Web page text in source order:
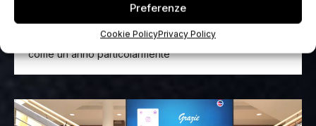
Preferenze
Cookie PolicyPrivacy Policy
IACDE Italia non si ferma mai, sempre al lavoro per
rinnovarsi e proporre ai tecnici del settore esperienze
appassionanti, oltre che formative. Il 2025 si prospetta
come un anno particolarmente